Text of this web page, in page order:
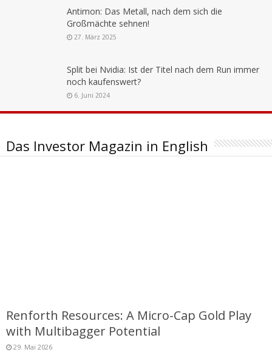
Antimon: Das Metall, nach dem sich die
Großmächte sehnen!
27. März 2025
Split bei Nvidia: Ist der Titel nach dem Run immer
noch kaufenswert?
6. Juni 2024
Das Investor Magazin in English
Renforth Resources: A Micro-Cap Gold Play
with Multibagger Potential
29. Mai 2026